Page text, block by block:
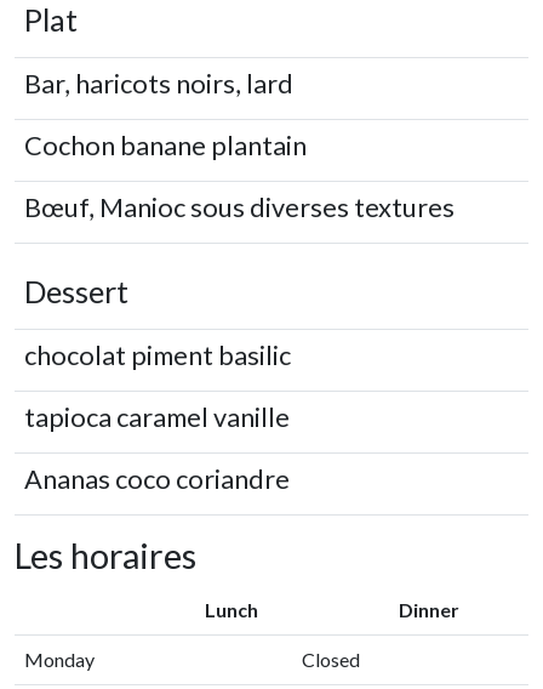
Plat
Bar, haricots noirs, lard
Cochon banane plantain
Bœuf, Manioc sous diverses textures
Dessert
chocolat piment basilic
tapioca caramel vanille
Ananas coco coriandre
Les horaires
Lunch Dinner
Monday Closed